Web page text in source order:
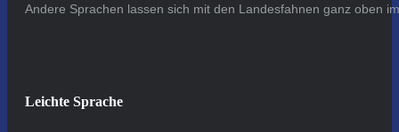
Andere Sprachen lassen sich mit den Landesfahnen ganz oben
Leichte Sprache